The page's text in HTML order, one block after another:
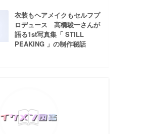
衣装もヘアメイクもセルフプ
ロデュース 高橋駿一さんが
語る1st写真集「 STILL
PEAKING 」の制作秘話